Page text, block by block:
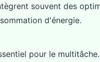
souvent des
d'énergie.
pour le